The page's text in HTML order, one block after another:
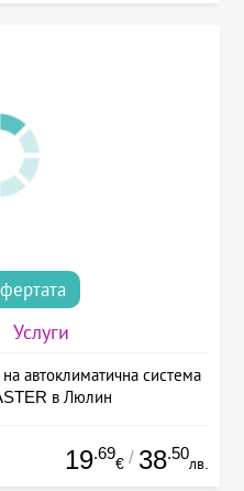
Услуги
автоклиматична система
в Люлин
19.69
€ / 38.50
лв.